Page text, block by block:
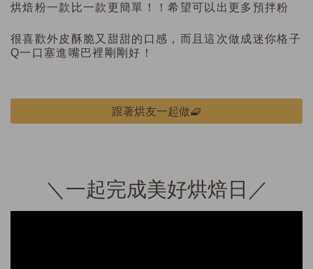
烘焙粉一款比一款更簡單！！希望可以出更多預拌粉
很喜歡外皮酥脆又甜甜的口感，而且這次做成迷你格子
Q一口塞進嘴巴裡剛剛好！
跟著烘友一起做🧇
＼一起完成美好烘焙日／